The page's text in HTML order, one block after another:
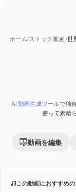
ホーム/ストック/動画/世
AI 動画生成ツールで独
使って素晴
動画を編集
この動画におすすめ